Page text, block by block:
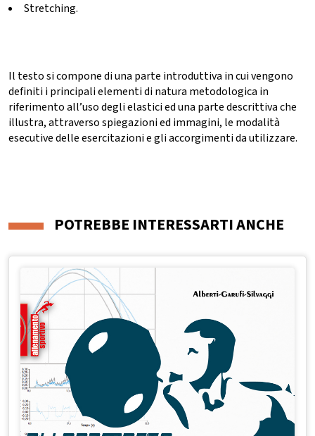
Stretching.
Il testo si compone di una parte introduttiva in cui vengono
definiti i principali elementi di natura metodologica in
riferimento all’uso degli elastici ed una parte descrittiva che
illustra, attraverso spiegazioni ed immagini, le modalità
esecutive delle esercitazioni e gli accorgimenti da utilizzare.
POTREBBE INTERESSARTI ANCHE